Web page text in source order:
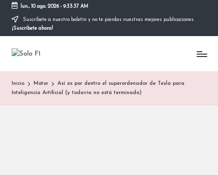
Saltar
lun., 10 ago. 2026- 9:33:37 AM
Suscríbete a nuestro boletín y no te pierdas nuestras mejores publicaciones.
¡Suscríbete ahora!
S
o
l
o
Para
la
F1
Inicio Motor
Así es por dentro el superordenador de Tesla para
Inteligencia Artificial (y todavía no está terminado)